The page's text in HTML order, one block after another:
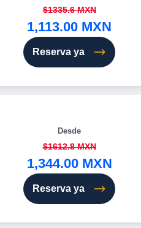
$1335.6 MXN
1,113.00 MXN
Reserva ya
Desde
$1612.8 MXN
1,344.00 MXN
Reserva ya